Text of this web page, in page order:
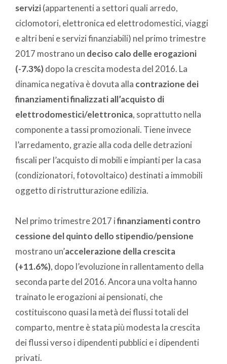
servizi(appartenenti a settori quali arredo,
ciclomotori, elettronica ed elettrodomestici, viaggi
e altri beni e servizi finanziabili) nel primo trimestre
2017 mostrano un deciso calo delle erogazioni
(-7.3%)dopo la crescita modesta del 2016. La
dinamica negativa è dovuta alla contrazione dei
finanziamenti finalizzati all’acquisto di
elettrodomestici/elettronica, soprattutto nella
componente a tassi promozionali. Tiene invece
l’arredamento, grazie alla coda delle detrazioni
fiscali per l’acquisto di mobili e impianti per la casa
(condizionatori, fotovoltaico) destinati a immobili
oggetto di ristrutturazione edilizia.
Nel primo trimestre 2017 ifinanziamenti contro
cessione del quinto dello stipendio/pensione
mostrano un’accelerazione della crescita
(+11.6%), dopo l’evoluzione in rallentamento della
seconda parte del 2016. Ancora una volta hanno
trainato le erogazioni ai pensionati, che
costituiscono quasi la metà dei flussi totali del
comparto, mentre è stata più modesta la crescita
dei flussi verso i dipendenti pubblici e i dipendenti
privati.